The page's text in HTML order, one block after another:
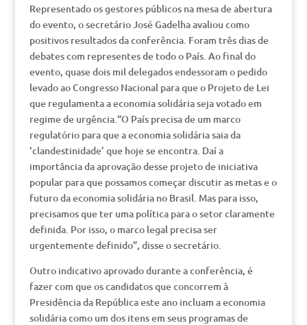
Representado os gestores públicos na mesa de abertura
do evento, o secretário José Gadelha avaliou como
positivos resultados da conferência. Foram três dias de
debates com representes de todo o País. Ao final do
evento, quase dois mil delegados endessoram o pedido
levado ao Congresso Nacional para que o Projeto de Lei
que regulamenta a economia solidária seja votado em
regime de urgência.“O País precisa de um marco
regulatório para que a economia solidária saia da
‘clandestinidade’ que hoje se encontra. Daí a
importância da aprovação desse projeto de iniciativa
popular para que possamos começar discutir as metas e o
futuro da economia solidária no Brasil. Mas para isso,
precisamos que ter uma política para o setor claramente
definida. Por isso, o marco legal precisa ser
urgentemente definido”, disse o secretário.
Outro indicativo aprovado durante a conferência, é
fazer com que os candidatos que concorrem à
Presidência da República este ano incluam a economia
solidária como um dos itens em seus programas de